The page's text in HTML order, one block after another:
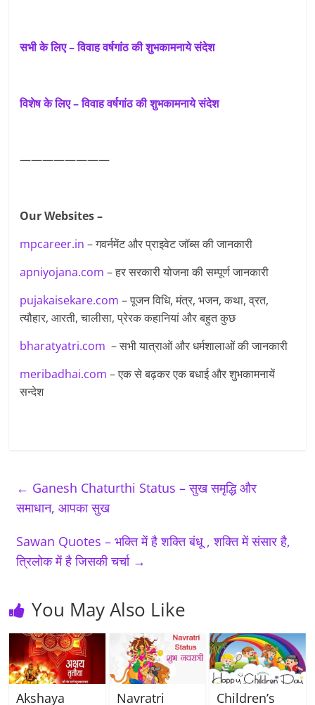
सभी के लिए – विवाह वर्षगांठ की शुभकामनाये संदेश
विशेष के लिए – विवाह वर्षगांठ की शुभकामनाये संदेश
————————
Our Websites –
mpcareer.in – गवर्नमेंट और प्राइवेट जॉब्‍स की जानकारी
apniyojana.com – हर सरकारी योजना की सम्पूर्ण जानकारी
pujakaisekare.com – पूजन विधि, मंत्र, भजन, कथा, व्रत,
त्यौहार, आरती, चालीसा, प्रेरक कहानियां और बहुत कुछ
bharatyatri.com – सभी यात्राओं और धर्मशालाओं की जानकारी
meribadhai.com – एक से बढ़कर एक बधाई और शुभकामनायें
सन्देश
← Ganesh Chaturthi Status – सुख समृद्धि और
समाधान, आपका सुख
Sawan Quotes – भक्ति में है शक्ति बंधू , शक्ति में संसार है,
त्रिलोक में है जिसकी चर्चा →
You May Also Like
Akshaya
Navratri
Children’s